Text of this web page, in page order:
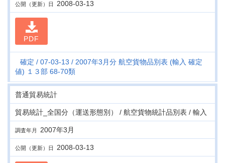
公開（更新）日 2008-03-13
PDF
確定 07-03-13
2007年3月分 航空貨物品別表 (輸入 確定
値) １３部 68-70類
普通貿易統計
貿易統計_全国分（運送形態別） / 航空貨物統計品別表 / 輸入
調査年月 2007年3月
公開（更新）日 2008-03-13